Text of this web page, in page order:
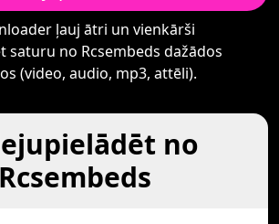
ļauj ātri un vienkārši
saturu no Rcsembeds dažādos
(video, audio, mp3, attēli).
no
Rcsembeds